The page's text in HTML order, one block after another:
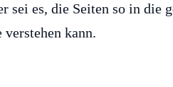
es, die Seiten so in die
kann.